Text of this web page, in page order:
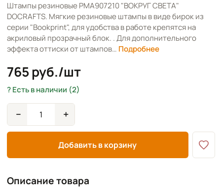
Штампы резиновые PMA907210 "ВОКРУГ СВЕТА"
DOCRAFTS. Мягкие резиновые штампы в виде бирок из
серии "Bookprint", для удобства в работе крепятся на
акриловый прозрачный блок. . Для дополнительного
эффекта оттиски от штампов… Подробнее
765 руб./шт
Есть в наличии (2)
− +
Добавить в корзину
Описание товара